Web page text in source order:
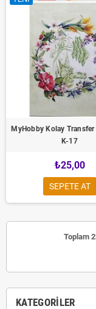
KATEGORILER
MyHobby Kolay
K-17
₺25,00
SEPETE AT
Toplam